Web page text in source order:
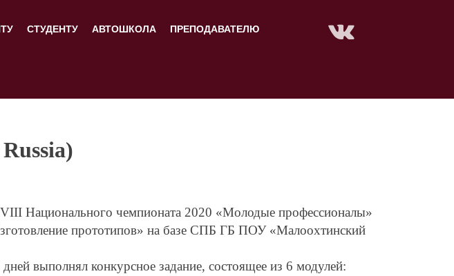
СТУДЕНТУ АВТОШКОЛА
ПРЕПОДАВАТЕЛЮ
Национального чемпионата 2020 «Молодые профессионалы»
прототипов» на базе СПБ ГБ ПОУ «Малоохтинский
выполнял конкурсное задание, состоящее из 6 модулей: